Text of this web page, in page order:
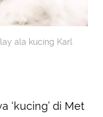
ala kucing Karl
‘kucing’ di Met